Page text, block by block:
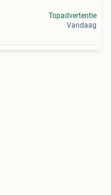
Topadvertentie
Vandaag